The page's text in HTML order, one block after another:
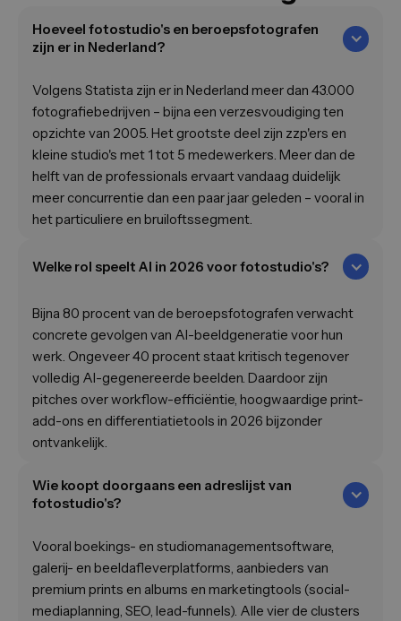
Hoeveel fotostudio's en beroepsfotografen
zijn er in Nederland?
Volgens Statista zijn er in Nederland meer dan 43.000
fotografiebedrijven – bijna een verzesvoudiging ten
opzichte van 2005. Het grootste deel zijn zzp'ers en
kleine studio's met 1 tot 5 medewerkers. Meer dan de
helft van de professionals ervaart vandaag duidelijk
meer concurrentie dan een paar jaar geleden – vooral in
het particuliere en bruiloftssegment.
Welke rol speelt AI in 2026 voor fotostudio's?
Bijna 80 procent van de beroepsfotografen verwacht
concrete gevolgen van AI-beeldgeneratie voor hun
werk. Ongeveer 40 procent staat kritisch tegenover
volledig AI-gegenereerde beelden. Daardoor zijn
pitches over workflow-efficiëntie, hoogwaardige print-
add-ons en differentiatietools in 2026 bijzonder
ontvankelijk.
Wie koopt doorgaans een adreslijst van
fotostudio's?
Vooral boekings- en studiomanagementsoftware,
galerij- en beeldafleverplatforms, aanbieders van
premium prints en albums en marketingtools (social-
mediaplanning, SEO, lead-funnels). Alle vier de clusters